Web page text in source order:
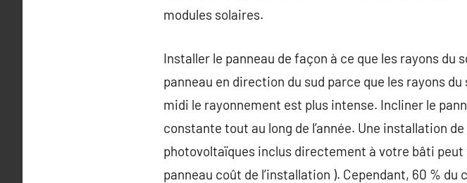
modules solaires.
Installer le panneau de façon à ce que les rayons
panneau en direction du sud parce que les rayons
midi le rayonnement est plus intense. Incliner le
constante tout au long de l’année. Une installation
photovoltaïques inclus directement à votre bâti
panneau coût de l’installation ). Cependant, 60 %